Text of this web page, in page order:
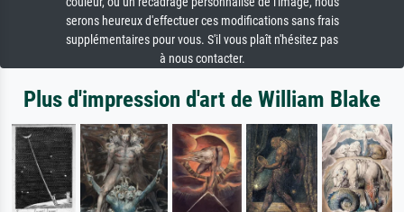
serons heureux d'effectuer ces modifications sans frais
supplémentaires pour vous. S'il vous plaît n'hésitez pas
à nous contacter.
Plus d'impression d'art de William Blake